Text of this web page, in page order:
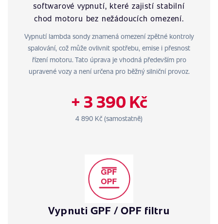
softwarové vypnutí, které zajistí stabilní
chod motoru bez nežádoucích omezení.
Vypnutí lambda sondy znamená omezení zpětné kontroly
spalování, což může ovlivnit spotřebu, emise i přesnost
řízení motoru. Tato úprava je vhodná především pro
upravené vozy a není určena pro běžný silniční provoz.
+ 3 390 Kč
4 890 Kč (samostatně)
Vypnuti GPF / OPF filtru